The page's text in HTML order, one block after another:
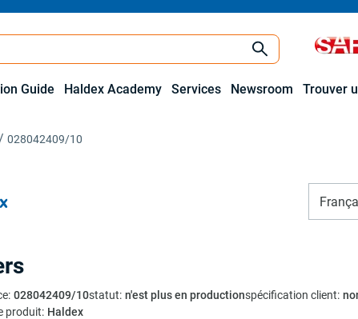
Guide Haldex Academy Services Newsroom Trouver
028042409/10
: 028042409/10statut: n'est plus en productionspécification client:
produit: Haldex